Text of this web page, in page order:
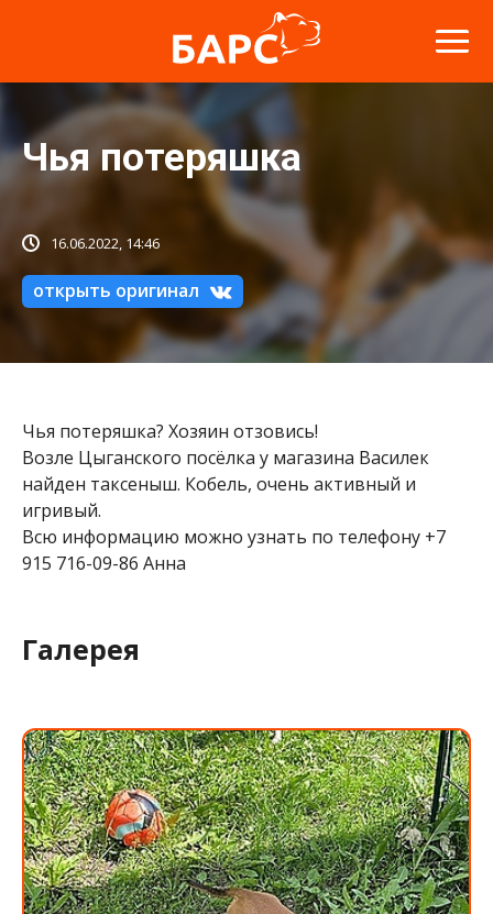
Чья потеряшка
16.06.2022, 14:46
открыть оригинал
Чья потеряшка? Хозяин отзовись!
Возле Цыганского посёлка у магазина Василек
найден таксеныш. Кобель, очень активный и
игривый.
Всю информацию можно узнать по телефону +7
915 716-09-86 Анна
Галерея